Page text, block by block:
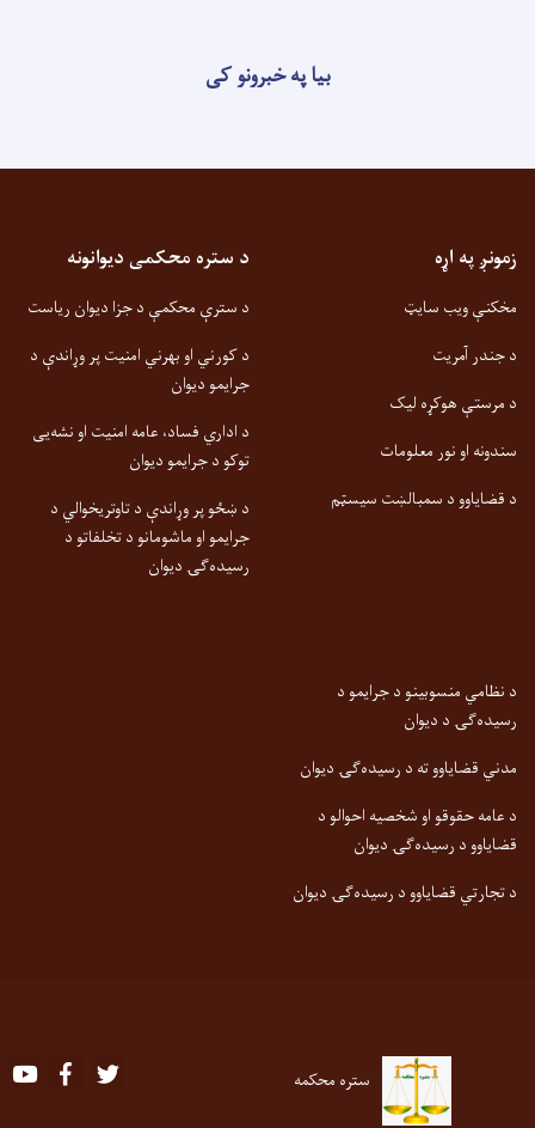
بیا په خبرونو کی
زمونږ په اړه
مخکنې ویب سایټ
د جندر آمریت
د مرستې هوکړه لیک
سندونه او نور معلومات
د قضایاوو د سمبالښت سیسټم
د ستره محکمی دیوانونه
د سترې محکمې د جزا دیوان ریاست
د کورني او بهرني امنیت پر وړاندې د
جرایمو دیوان
د اداري فساد، عامه امنیت او نشه‌یی
توکو د جرایمو دیوان
د ښځو پر وړاندې د تاوتریخوالي د
جرایمو او ماشومانو د تخلفاتو د
رسیده‌ګۍ دیوان
د نظامي منسوبینو د جرایمو د
رسیده‌ګۍ د دیوان
مدني قضایاوو ته د رسیده‌ګۍ دیوان
د عامه حقوقو او شخصیه احوالو د
قضایاوو د رسیده‌ګۍ دیوان
د تجارتي قضایاوو د رسیده‌ګۍ دیوان
ستره محکمه Youtube Facebook